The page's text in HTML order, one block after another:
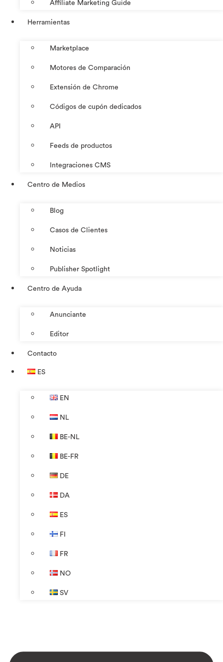
Affiliate Marketing Guide
Herramientas
Marketplace
Motores de Comparación
Extensión de Chrome
Códigos de cupón dedicados
API
Feeds de productos
Integraciones CMS
Centro de Medios
Blog
Casos de Clientes
Noticias
Publisher Spotlight
Centro de Ayuda
Anunciante
Editor
Contacto
ES
EN
NL
BE-NL
BE-FR
DE
DA
ES
FI
FR
NO
SV